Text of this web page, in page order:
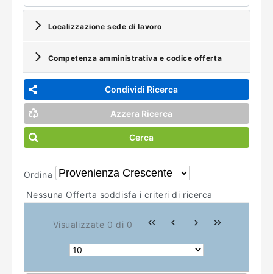
Localizzazione sede di lavoro
Competenza amministrativa e codice offerta
Condividi Ricerca
Azzera Ricerca
Cerca
Ordina
Nessuna Offerta soddisfa i criteri di ricerca
Visualizzate 0 di 0